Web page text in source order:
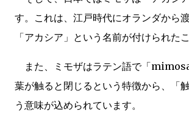
す。これは、江戸時代にオランダから
「アカシア」という名前が付けられた
また、ミモザはラテン語で「mimosa
葉が触ると閉じるという特徴から、「
う意味が込められています。